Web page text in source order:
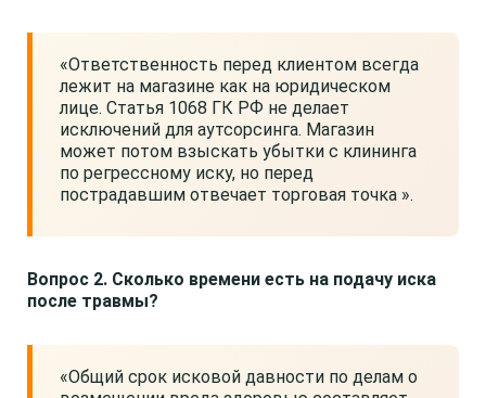
«Ответственность перед клиентом всегда
лежит на магазине как на юридическом
лице. Статья 1068 ГК РФ не делает
исключений для аутсорсинга. Магазин
может потом взыскать убытки с клининга
по регрессному иску, но перед
пострадавшим отвечает торговая точка ».
Вопрос 2. Сколько времени есть на подачу иска
после травмы?
«Общий срок исковой давности по делам о